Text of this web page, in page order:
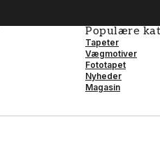
Populære
Tapeter
Vægmotiver
Fototapet
Nyheder
Magasin